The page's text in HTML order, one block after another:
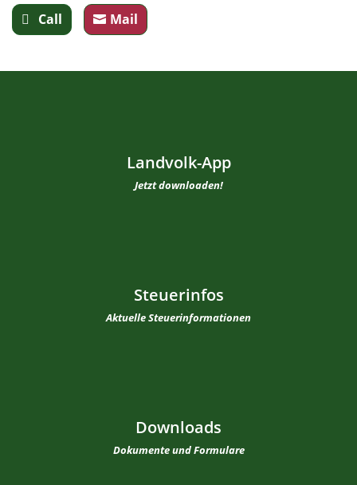
Call Mail
Landvolk-App
Jetzt downloaden!
Steuerinfos
Aktuelle Steuerinformationen
Downloads
Dokumente und Formulare